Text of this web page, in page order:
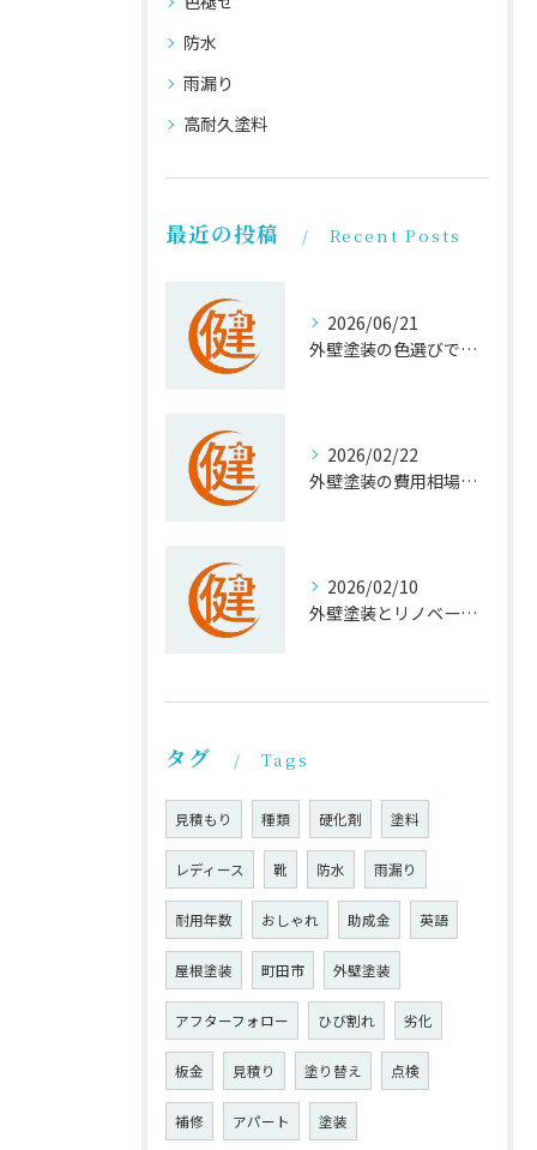
防水
雨漏り
高耐久塗料
最近の投稿 Recent Posts
2026/06/21
外壁塗装の色選びで失敗しない東京都町田市の人気色と補助金対応の実践ガイド
2026/02/22
外壁塗装の費用相場と節約術を町田市の事例から徹底分析
2026/02/10
外壁塗装とリノベーションで築古住宅を美しく長寿命化する実践ガイド
タグ Tags
見積もり 種類 硬化剤 塗料
レディース 靴 防水 雨漏り
耐用年数 おしゃれ 助成金 英語
屋根塗装 町田市 外壁塗装
アフターフォロー ひび割れ 劣化
板金 見積り 塗り替え 点検
補修 アパート 塗装